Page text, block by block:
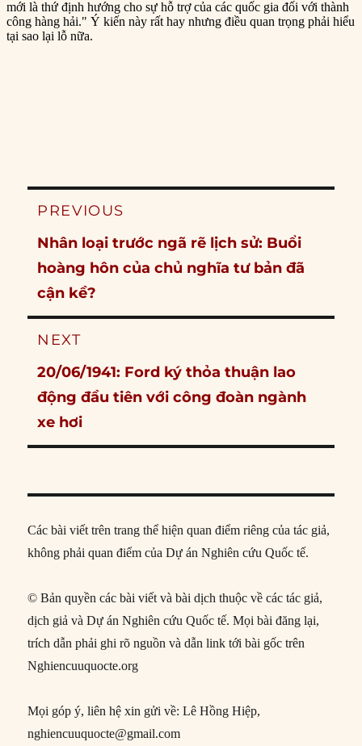
Post
PREVIOUS
Previous
post:
Nhân loại trước ngã rẽ lịch sử: Buổi
hoàng hôn của chủ nghĩa tư bản đã
cận kề?
NEXT
Next
post:
20/06/1941: Ford ký thỏa thuận lao
động đầu tiên với công đoàn ngành
xe hơi
Các bài viết trên trang thể hiện quan điểm riêng của tác giả,
không phải quan điểm của Dự án Nghiên cứu Quốc tế.
© Bản quyền các bài viết và bài dịch thuộc về các tác giả,
dịch giả và Dự án Nghiên cứu Quốc tế. Mọi bài đăng lại,
trích dẫn phải ghi rõ nguồn và dẫn link tới bài gốc trên
Nghiencuuquocte.org
Mọi góp ý, liên hệ xin gửi về: Lê Hồng Hiệp,
nghiencuuquocte@gmail.com